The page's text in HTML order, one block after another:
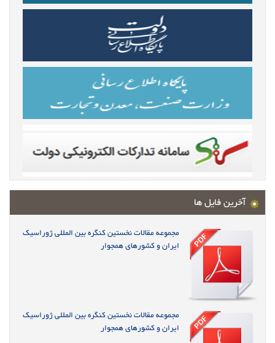
آخرین فایل ها
مجموعه مقالات نخستین کنگره بین المللی ژوراسیک
ایران و کشورهای همجوار
مجموعه مقالات نخستین کنگره بین المللی ژوراسیک
ایران و کشورهای همجوار